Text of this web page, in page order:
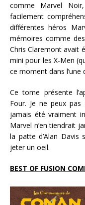
comme Marvel
facilement
différentes héros
mémoires comme
Chris Claremont avait
mini pour les X-Men
ce moment dans
Ce tome présente
Four. Je ne peux
jamais été vraiment
Marvel n’en tiendrait
la patte d’Alan Davis
jeter un oeil.
BEST OF FUSION